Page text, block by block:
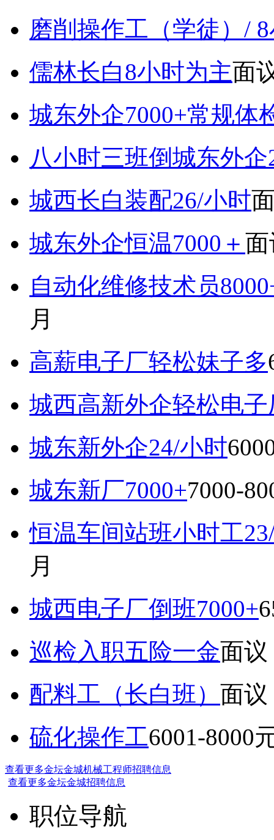
磨削操作工（学徒）/
儒林长白8小时为主面
城东外企7000+常规体
八小时三班倒城东外企
城西长白装配26/小时
城东外企恒温7000＋
自动化维修技术员
月
高薪电子厂轻松妹子多
城西高新外企轻松电子
城东新外企24/小时
城东新厂7000+7000-
恒温车间站班小时工
月
城西电子厂倒班7000+
巡检入职五险一金面议
配料工（长白班） 面议
硫化操作工6001-8000
查看更多金坛金城机械工程师招聘信息
查看更多金坛金城招聘信息
职位导航